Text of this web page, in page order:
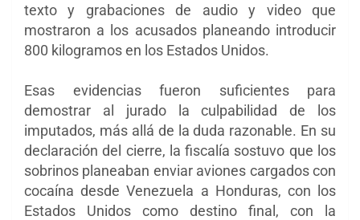
texto y grabaciones de audio y video que
mostraron a los acusados planeando introducir
800 kilogramos en los Estados Unidos.
Esas evidencias fueron suficientes para
demostrar al jurado la culpabilidad de los
imputados, más allá de la duda razonable. En su
declaración del cierre, la fiscalía sostuvo que los
sobrinos planeaban enviar aviones cargados con
cocaína desde Venezuela a Honduras, con los
Estados Unidos como destino final, con la